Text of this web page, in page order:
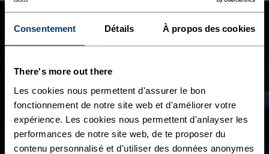
Consentement Détails À propos des cookies
There's more out there
Les cookies nous permettent d'assurer le bon
fonctionnement de notre site web et d'améliorer votre
expérience. Les cookies nous permettent d'anlayser les
performances de notre site web, de te proposer du
contenu personnalisé et d'utiliser des données anonymes